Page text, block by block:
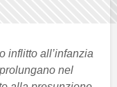
inflitto all’infanzia
nel